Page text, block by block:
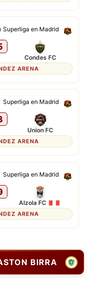
Superliga en Madrid
Condes FC
ARENA
Superliga en Madrid
Union FC
ARENA
Superliga en Madrid
Alzola FC
ARENA
BIRRA